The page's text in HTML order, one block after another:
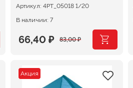
Артикул:
4РТ_05018 1/20
В наличии: 7
83,00₽
Первоначальная
составляла
66,40 ₽
Текущая
66,40 ₽.
Акция